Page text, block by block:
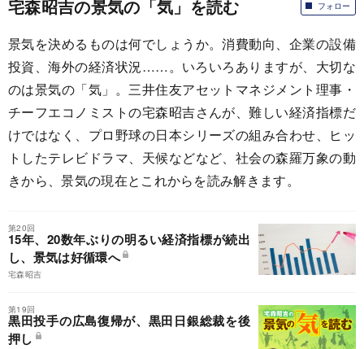
フォロー
宅森昭吉の景気の「気」を読む
景気を決めるものは何でしょうか。消費動向、企業の設備
投資、海外の経済状況……。いろいろありますが、大切な
のは景気の「気」。三井住友アセットマネジメント理事・
チーフエコノミストの宅森昭吉さんが、難しい経済指標だ
けではなく、プロ野球の日本シリーズの組み合わせ、ヒッ
トしたテレビドラマ、天候などなど、社会の森羅万象の動
きから、景気の現在とこれからを読み解きます。
第20回
15年、20数年ぶりの明るい経済指標が続出
し、景気は好循環へ
宅森昭吉
第19回
黒田投手の広島復帰が、黒田日銀総裁を後
押し